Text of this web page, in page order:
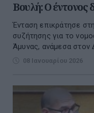
Βουλή: Ο έντονος
Ένταση επικράτησε
συζήτησης για το
Άμυνας, ανάμεσα στον
08 Ιανουαρίου 2026